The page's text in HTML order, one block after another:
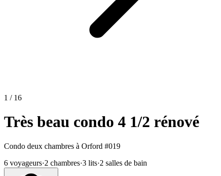
1 / 16
Très beau condo 4 1/2 rénové
Condo deux chambres à Orford #019
6 voyageurs·2 chambres·3 lits·2 salles de bain